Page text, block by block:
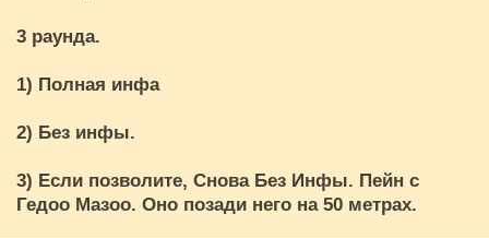
3 раунда.
1) Полная инфа
2) Без инфы.
3) Если позволите, Снова Без Инфы. Пейн с
Гедоо Мазоо. Оно позади него на 50 метрах.